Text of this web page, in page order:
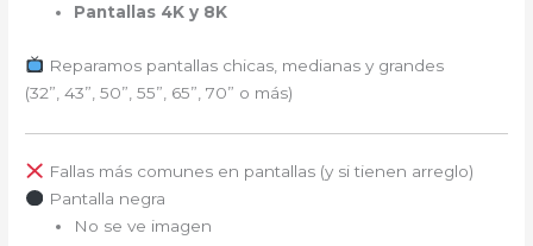
Pantallas 4K y 8K
Reparamos pantallas chicas, medianas y grandes
(32”, 43”, 50”, 55”, 65”, 70” o más)
Fallas más comunes en pantallas (y si tienen arreglo)
Pantalla negra
No se ve imagen